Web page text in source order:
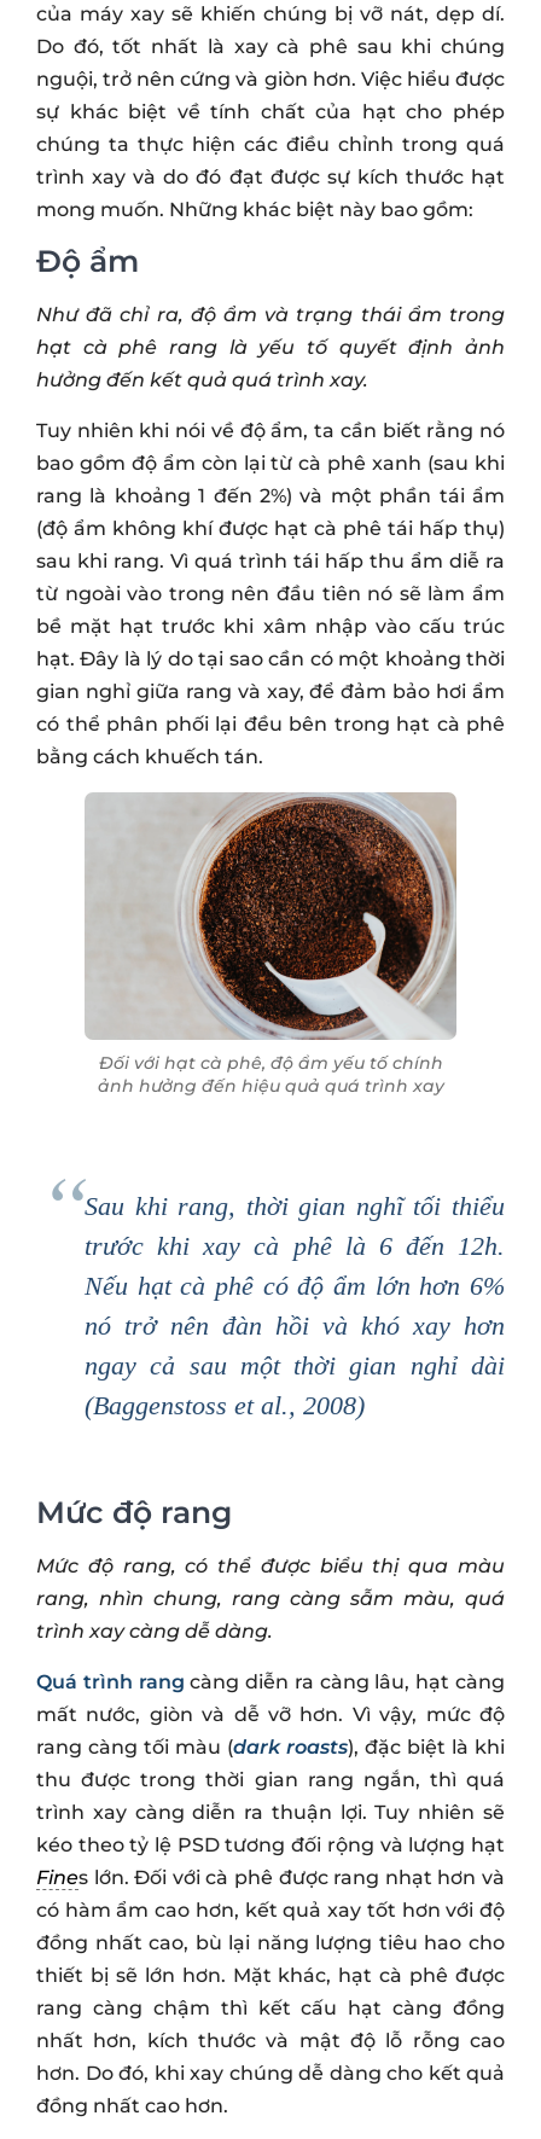
của máy xay sẽ khiến chúng bị vỡ nát, dẹp dí.
Do đó, tốt nhất là xay cà phê sau khi chúng
nguội, trở nên cứng và giòn hơn. Việc hiểu được
sự khác biệt về tính chất của hạt cho phép
chúng ta thực hiện các điều chỉnh trong quá
trình xay và do đó đạt được sự kích thước hạt
mong muốn. Những khác biệt này bao gồm:
Độ ẩm
Như đã chỉ ra, độ ẩm và trạng thái ẩm trong
hạt cà phê rang là yếu tố quyết định ảnh
hưởng đến kết quả quá trình xay.
Tuy nhiên khi nói về độ ẩm, ta cần biết rằng nó
bao gồm độ ẩm còn lại từ cà phê xanh (sau khi
rang là khoảng 1 đến 2%) và một phần tái ẩm
(độ ẩm không khí được hạt cà phê tái hấp thụ)
sau khi rang. Vì quá trình tái hấp thu ẩm diễ ra
từ ngoài vào trong nên đầu tiên nó sẽ làm ẩm
bề mặt hạt trước khi xâm nhập vào cấu trúc
hạt. Đây là lý do tại sao cần có một khoảng thời
gian nghỉ giữa rang và xay, để đảm bảo hơi ẩm
có thể phân phối lại đều bên trong hạt cà phê
bằng cách khuếch tán.
Đối với hạt cà phê, độ ẩm yếu tố chính
ảnh hưởng đến hiệu quả quá trình xay
Sau khi rang, thời gian nghĩ tối thiểu
trước khi xay cà phê là 6 đến 12h.
Nếu hạt cà phê có độ ẩm lớn hơn 6%
nó trở nên đàn hồi và khó xay hơn
ngay cả sau một thời gian nghỉ dài
(Baggenstoss et al., 2008)
Mức độ rang
Mức độ rang, có thể được biểu thị qua màu
rang, nhìn chung, rang càng sẫm màu, quá
trình xay càng dễ dàng.
Quá trình rang càng diễn ra càng lâu, hạt càng
mất nước, giòn và dễ vỡ hơn. Vì vậy, mức độ
rang càng tối màu (dark roasts), đặc biệt là khi
thu được trong thời gian rang ngắn, thì quá
trình xay càng diễn ra thuận lợi. Tuy nhiên sẽ
kéo theo tỷ lệ PSD tương đối rộng và lượng hạt
Fines lớn. Đối với cà phê được rang nhạt hơn và
có hàm ẩm cao hơn, kết quả xay tốt hơn với độ
đồng nhất cao, bù lại năng lượng tiêu hao cho
thiết bị sẽ lớn hơn. Mặt khác, hạt cà phê được
rang càng chậm thì kết cấu hạt càng đồng
nhất hơn, kích thước và mật độ lỗ rỗng cao
hơn. Do đó, khi xay chúng dễ dàng cho kết quả
đồng nhất cao hơn.